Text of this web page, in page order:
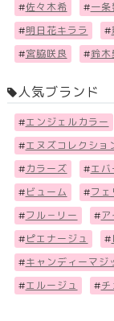
#佐々木希 #一条
#明日花キララ #
#宮脇咲良 #鈴木
人気ブランド
#エンジェルカラー
#エヌズコレクショ
# カラーズ #エバ
# ビューム #フェ
#フル－リー #ア
# ピエナージュ #
#キャンディーマジ
#エルージュ #チ